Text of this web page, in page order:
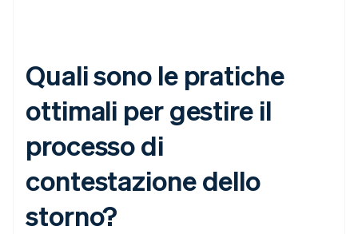
Quali sono le pratiche
ottimali per gestire il
processo di
contestazione dello
storno?